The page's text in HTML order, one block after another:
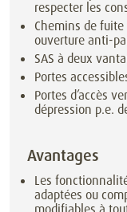
respecter les
Chemins de
ouverture anti-
SAS à deux
Portes
Portes d’accès
dépression p.e.
Avantages
Les
adaptées ou